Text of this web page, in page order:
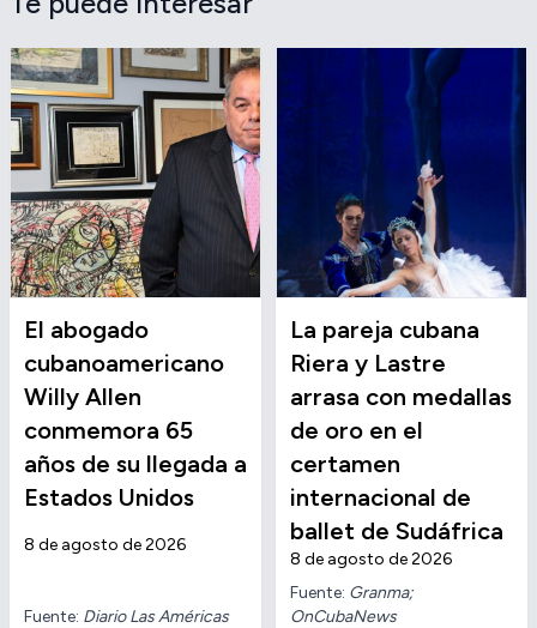
El abogado
cubanoamericano
Willy Allen
conmemora 65
años de su llegada a
Estados Unidos
8 de agosto de 2026
Fuente: Diario Las Américas
La pareja cubana
Riera y Lastre
arrasa con medallas
de oro en el
certamen
internacional de
ballet de Sudáfrica
8 de agosto de 2026
Fuente: Granma;
OnCubaNews